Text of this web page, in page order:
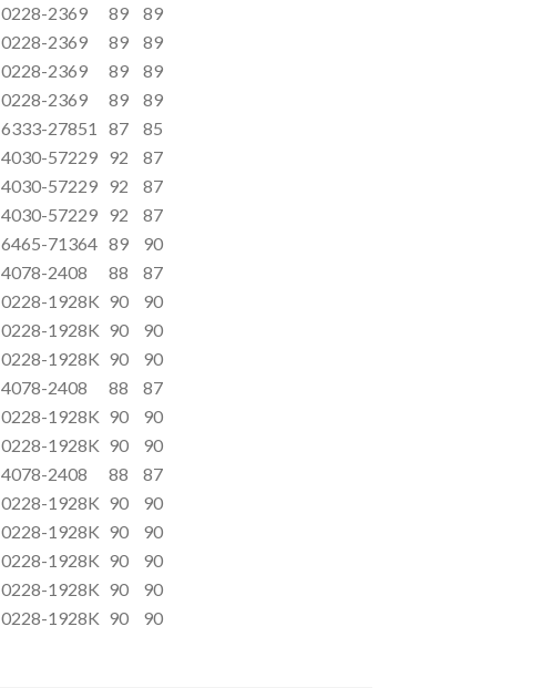
0228-2369 89
89
0228-2369 89
89
0228-2369 89
89
0228-2369 89
89
6333-27851 87
85
4030-57229 92
87
4030-57229 92
87
4030-57229 92
87
6465-71364 89
90
4078-2408 88
87
0228-1928K 90
90
0228-1928K 90
90
0228-1928K 90
90
4078-2408 88
87
0228-1928K 90
90
0228-1928K 90
90
4078-2408 88
87
0228-1928K 90
90
0228-1928K 90
90
0228-1928K 90
90
0228-1928K 90
90
0228-1928K 90 90